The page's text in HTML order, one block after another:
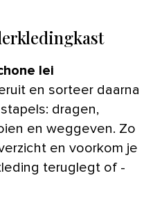
lei
en sorteer daarna
dragen,
en weggeven. Zo
en voorkom je
teruglegt of -